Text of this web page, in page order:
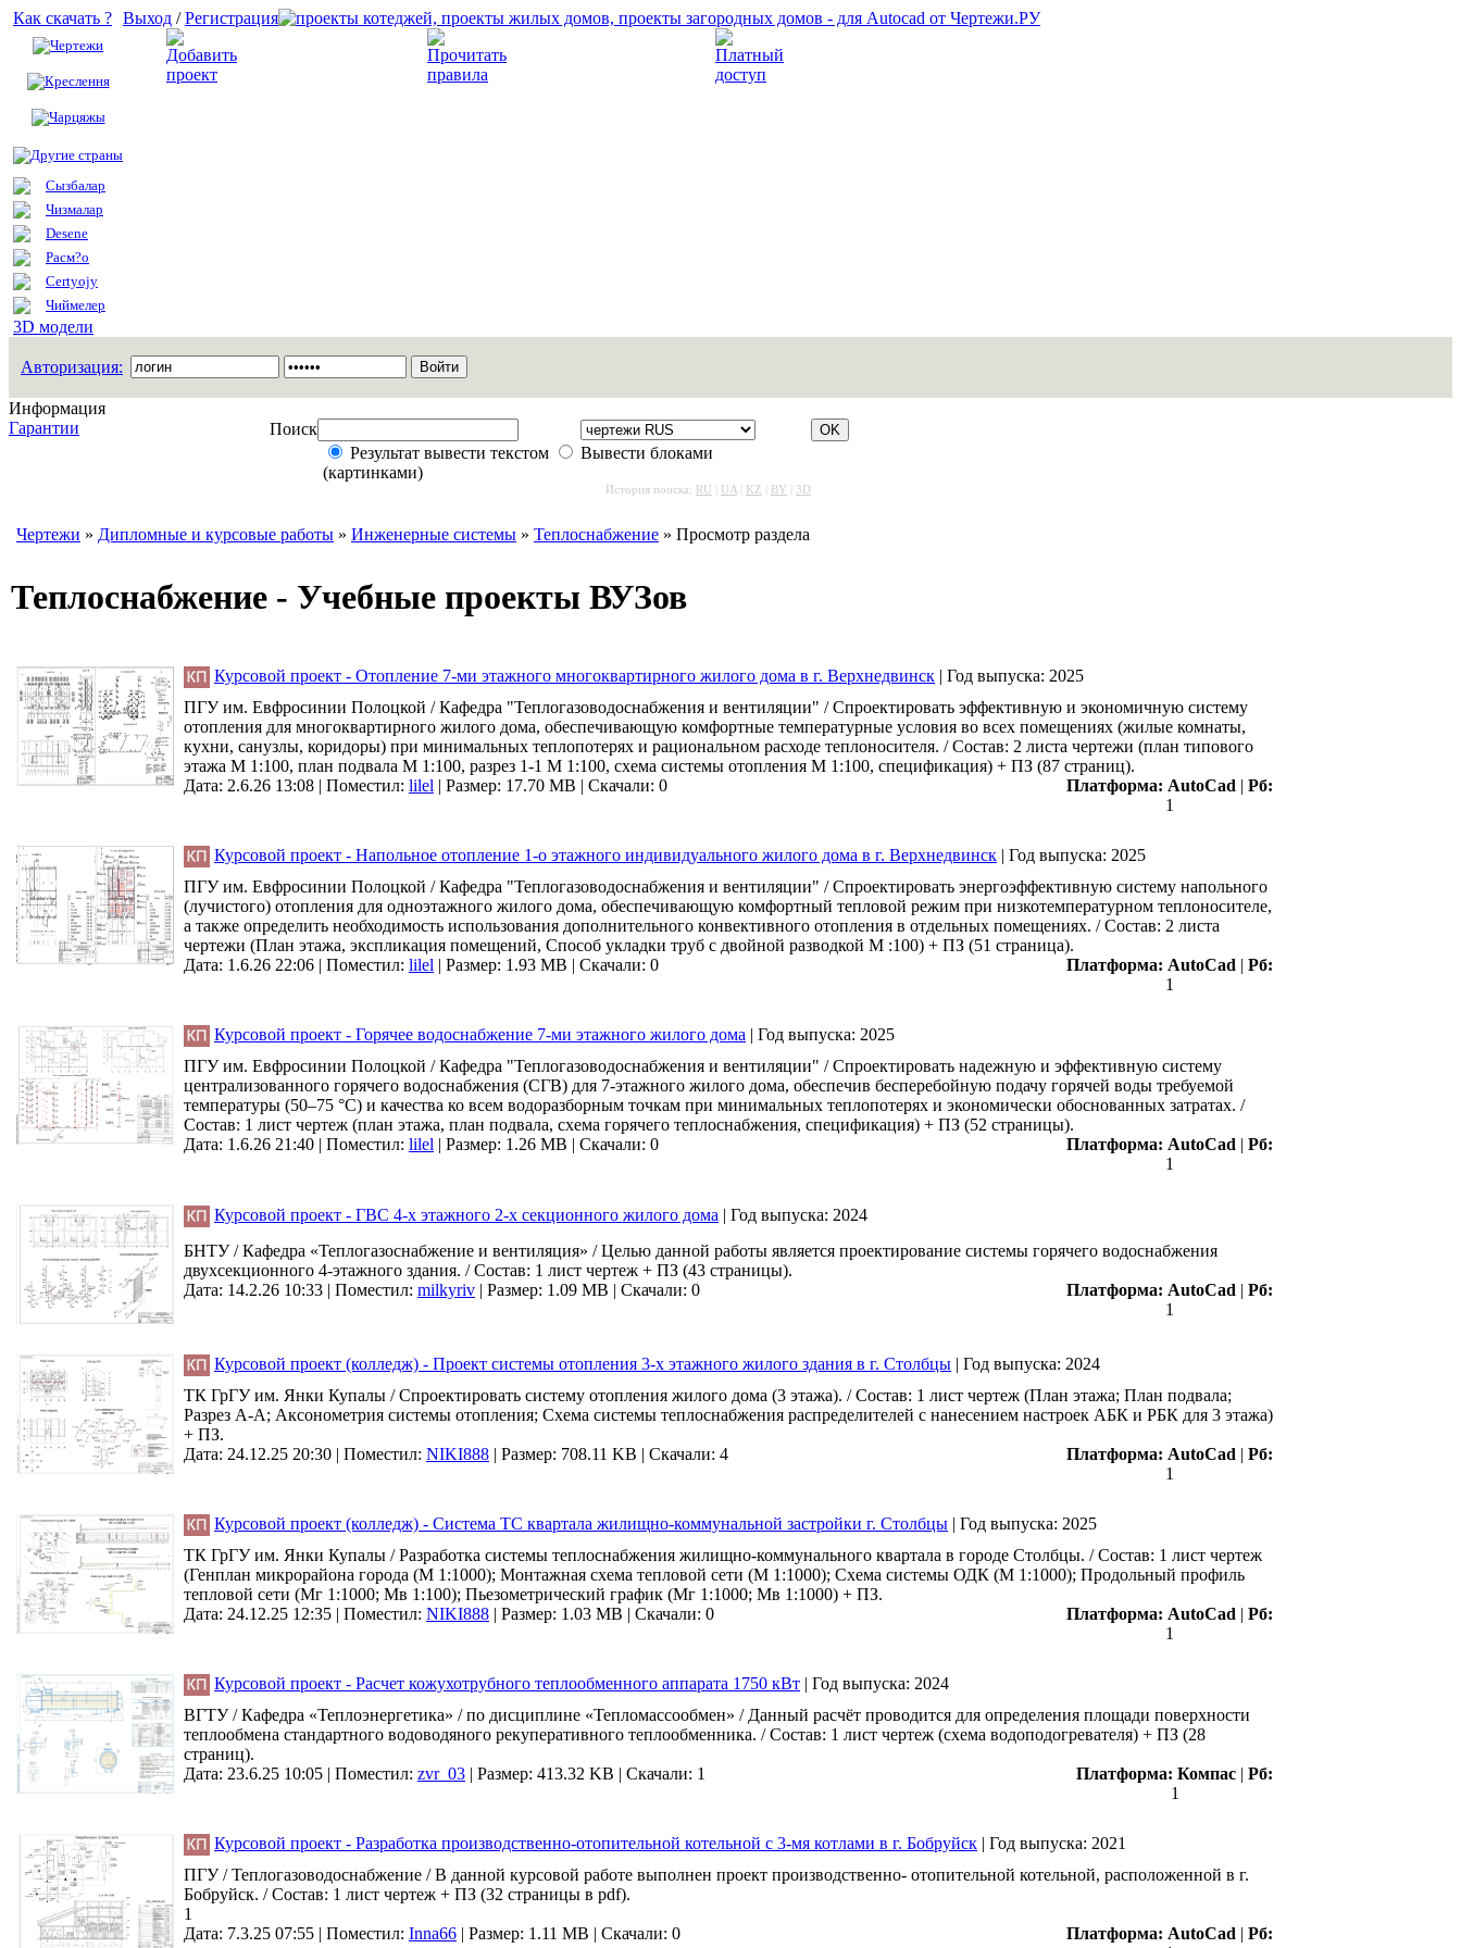
Как скачать ?
Чертежи
Креслення
Чарцяжы
Другие страны
Сызбалар
Чизмалар
Desene
Расм?о
Certyojy
Чиймелер
3D модели
Выход /Регистрация
Авторизация:
Информация
Гарантии
Поиск
Результат вывести текстом
Вывести блоками
(картинками)
История поиска: RU UA KZ BY 3D
Чертежи » Дипломные и курсовые работы » Инженерные системы » Теплоснабжение » Просмотр раздела
Теплоснабжение - Учебные проекты ВУЗов
Курсовой проект - Отопление 7-ми этажного многоквартирного жилого дома в г. Верхнедвинск | Год выпуска: 2025
ПГУ им. Евфросинии Полоцкой / Кафедра "Теплогазоводоснабжения и вентиляции" / Спроектировать эффективную и экономичную систему
отопления для многоквартирного жилого дома, обеспечивающую комфортные температурные условия во всех помещениях (жилые комнаты,
кухни, санузлы, коридоры) при минимальных теплопотерях и рациональном расходе теплоносителя. / Состав: 2 листа чертежи (план типового
этажа М 1:100, план подвала М 1:100, разрез 1-1 М 1:100, схема системы отопления М 1:100, спецификация) + ПЗ (87 страниц).
Дата: 2.6.26 13:08 | Поместил: lilel | Размер: 17.70 MB | Скачали: 0 Платформа: AutoCad | Рб:
1
Курсовой проект - Напольное отопление 1-о этажного индивидуального жилого дома в г. Верхнедвинск | Год выпуска: 2025
ПГУ им. Евфросинии Полоцкой / Кафедра "Теплогазоводоснабжения и вентиляции" / Спроектировать энергоэффективную систему напольного
(лучистого) отопления для одноэтажного жилого дома, обеспечивающую комфортный тепловой режим при низкотемпературном теплоносителе,
а также определить необходимость использования дополнительного конвективного отопления в отдельных помещениях. / Состав: 2 листа
чертежи (План этажа, экспликация помещений, Способ укладки труб с двойной разводкой М :100) + ПЗ (51 страница).
Дата: 1.6.26 22:06 | Поместил: lilel | Размер: 1.93 MB | Скачали: 0 Платформа: AutoCad | Рб:
1
Курсовой проект - Горячее водоснабжение 7-ми этажного жилого дома | Год выпуска: 2025
ПГУ им. Евфросинии Полоцкой / Кафедра "Теплогазоводоснабжения и вентиляции" / Спроектировать надежную и эффективную систему
централизованного горячего водоснабжения (СГВ) для 7-этажного жилого дома, обеспечив бесперебойную подачу горячей воды требуемой
температуры (50–75 °С) и качества ко всем водоразборным точкам при минимальных теплопотерях и экономически обоснованных затратах. /
Cостав: 1 лист чертеж (план этажа, план подвала, схема горячего теплоснабжения, спецификация) + ПЗ (52 страницы).
Дата: 1.6.26 21:40 | Поместил: lilel | Размер: 1.26 MB | Скачали: 0 Платформа: AutoCad | Рб:
1
Курсовой проект - ГВС 4-х этажного 2-х секционного жилого дома | Год выпуска: 2024
БНТУ / Кафедра «Теплогазоснабжение и вентиляция» / Целью данной работы является проектирование системы горячего водоснабжения
двухсекционного 4-этажного здания. / Состав: 1 лист чертеж + ПЗ (43 страницы).
Дата: 14.2.26 10:33 | Поместил: milkyriv | Размер: 1.09 MB | Скачали: 0 Платформа: AutoCad | Рб:
1
Курсовой проект (колледж) - Проект системы отопления 3-х этажного жилого здания в г. Столбцы | Год выпуска: 2024
ТК ГрГУ им. Янки Купалы / Спроектировать систему отопления жилого дома (3 этажа). / Состав: 1 лист чертеж (План этажа; План подвала;
Разрез А-А; Аксонометрия системы отопления; Схема системы теплоснабжения распределителей с нанесением настроек АБК и РБК для 3 этажа)
+ ПЗ.
Дата: 24.12.25 20:30 | Поместил: NIKI888 | Размер: 708.11 KB | Скачали: 4 Платформа: AutoCad | Рб:
1
Курсовой проект (колледж) - Система ТС квартала жилищно-коммунальной застройки г. Столбцы | Год выпуска: 2025
ТК ГрГУ им. Янки Купалы / Разработка системы теплоснабжения жилищно-коммунального квартала в городе Столбцы. / Состав: 1 лист чертеж
(Генплан микрорайона города (М 1:1000); Монтажная схема тепловой сети (М 1:1000); Схема системы ОДК (М 1:1000); Продольный профиль
тепловой сети (Мг 1:1000; Мв 1:100); Пьезометрический график (Мг 1:1000; Мв 1:1000) + ПЗ.
Дата: 24.12.25 12:35 | Поместил: NIKI888 | Размер: 1.03 MB | Скачали: 0 Платформа: AutoCad | Рб:
1
Курсовой проект - Расчет кожухотрубного теплообменного аппарата 1750 кВт | Год выпуска: 2024
ВГТУ / Кафедра «Теплоэнергетика» / по дисциплине «Тепломассообмен» / Данный расчёт проводится для определения площади поверхности
теплообмена стандартного водоводяного рекуперативного теплообменника. / Cостав: 1 лист чертеж (схема водоподогревателя) + ПЗ (28
страниц).
Дата: 23.6.25 10:05 | Поместил: zvr_03 | Размер: 413.32 KB | Скачали: 1 Платформа: Компас | Рб:
1
Курсовой проект - Разработка производственно-отопительной котельной с 3-мя котлами в г. Бобруйск | Год выпуска: 2021
ПГУ / Теплогазоводоснабжение / В данной курсовой работе выполнен проект производственно- отопительной котельной, расположенной в г.
Бобруйск. / Состав: 1 лист чертеж + ПЗ (32 страницы в pdf).
1
Дата: 7.3.25 07:55 | Поместил: Inna66 | Размер: 1.11 MB | Скачали: 0 Платформа: AutoCad | Рб: